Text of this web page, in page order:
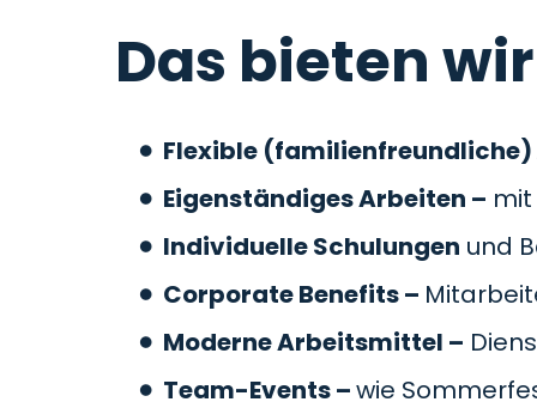
Das bieten
Flexible (familienfreundliche)
Eigenständiges Arbeiten –
Individuelle Schulungen und
Corporate Benefits –
Moderne Arbeitsmittel –
Team-Events –wie